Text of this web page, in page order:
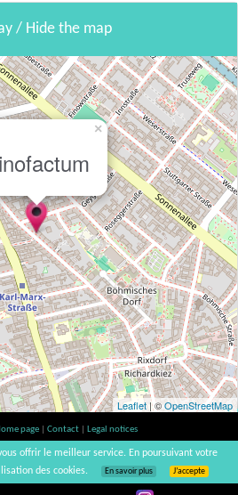
/ Hide the map
×
Leaflet | ©OpenStreetMap
page Contact
Legal notices
please consume in moderation | vinsnaturels |
v3.12
offrir le meilleur service. En poursuivant votre
des cookies.
En savoir plus J’accepte